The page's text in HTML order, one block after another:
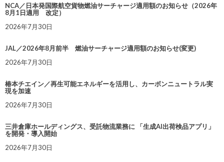
NCA／日本発国際航空貨物燃油サーチャージ適用額のお知らせ（2026年
8月1日適用 改定）
2026年7月30日
JAL／2026年8月前半 燃油サーチャージ適用額のお知らせ(変更)
2026年7月30日
椿本チエイン／再生可能エネルギーを活用し、カーボンニュートラル実
現を加速
2026年7月30日
三井倉庫ホールディングス、受託物流業務に 「生成AI出荷検品アプリ」
を開発・導入開始
2026年7月30日